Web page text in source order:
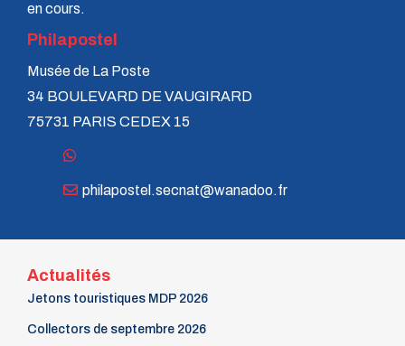
en cours.
Philapostel
Musée de La Poste
34 BOULEVARD DE VAUGIRARD
75731 PARIS CEDEX 15
philapostel.secnat@wanadoo.fr
Actualités
Jetons touristiques MDP 2026
Collectors de septembre 2026